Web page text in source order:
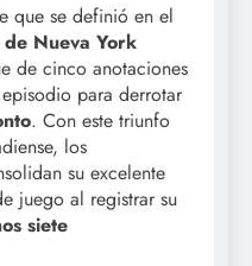
que se definió en el
de Nueva York
de cinco anotaciones
para derrotar
. Con este triunfo
los
su excelente
juego al registrar su
siete